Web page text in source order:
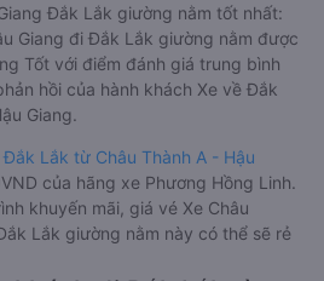
Đắk Lắk giường nằm tốt nhất:
Giang đi Đắk Lắk giường nằm được
Tốt với điểm đánh giá trung bình
hồi của hành khách Xe về Đắk
Giang.
Lắk từ Châu Thành A - Hậu
của hãng xe Phương Hồng Linh.
khuyến mãi, giá vé Xe Châu
Lắk giường nằm này có thể sẽ rẻ